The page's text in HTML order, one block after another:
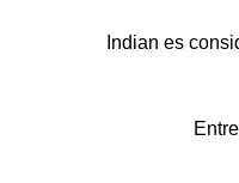
Indian es